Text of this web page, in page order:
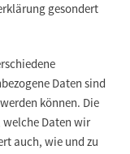
gesondert
Daten sind
können. Die
Daten wir
auch, wie und zu